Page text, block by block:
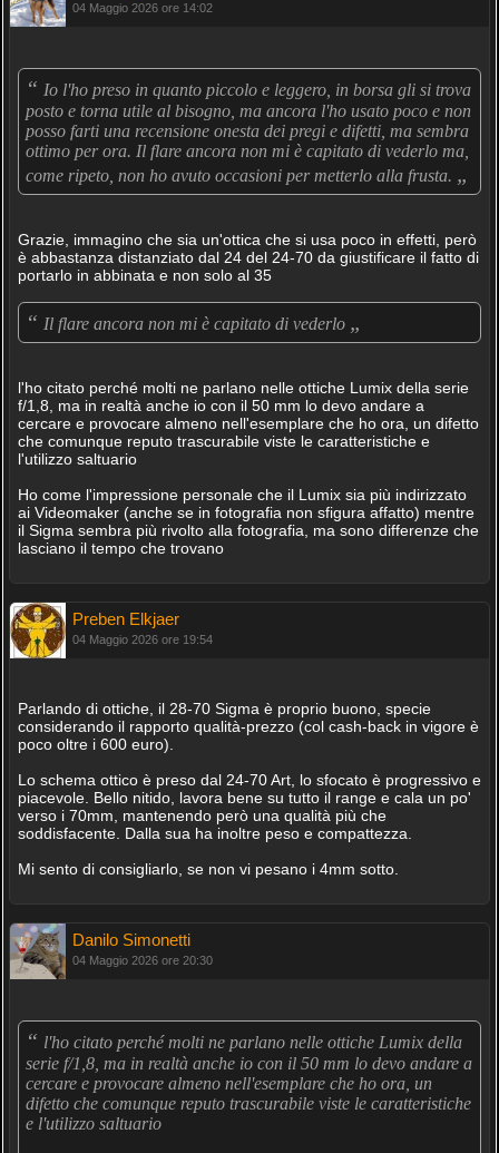
04 Maggio 2026 ore 14:02
“ Io l'ho preso in quanto piccolo e leggero, in borsa gli si trova
posto e torna utile al bisogno, ma ancora l'ho usato poco e non
posso farti una recensione onesta dei pregi e difetti, ma sembra
ottimo per ora. Il flare ancora non mi è capitato di vederlo ma,
come ripeto, non ho avuto occasioni per metterlo alla frusta. „
Grazie, immagino che sia un'ottica che si usa poco in effetti, però
è abbastanza distanziato dal 24 del 24-70 da giustificare il fatto di
portarlo in abbinata e non solo al 35
“ Il flare ancora non mi è capitato di vederlo „
l'ho citato perché molti ne parlano nelle ottiche Lumix della serie
f/1,8, ma in realtà anche io con il 50 mm lo devo andare a
cercare e provocare almeno nell'esemplare che ho ora, un difetto
che comunque reputo trascurabile viste le caratteristiche e
l'utilizzo saltuario
Ho come l'impressione personale che il Lumix sia più indirizzato
ai Videomaker (anche se in fotografia non sfigura affatto) mentre
il Sigma sembra più rivolto alla fotografia, ma sono differenze che
lasciano il tempo che trovano
Preben Elkjaer
04 Maggio 2026 ore 19:54
Parlando di ottiche, il 28-70 Sigma è proprio buono, specie
considerando il rapporto qualità-prezzo (col cash-back in vigore è
poco oltre i 600 euro).
Lo schema ottico è preso dal 24-70 Art, lo sfocato è progressivo e
piacevole. Bello nitido, lavora bene su tutto il range e cala un po'
verso i 70mm, mantenendo però una qualità più che
soddisfacente. Dalla sua ha inoltre peso e compattezza.
Mi sento di consigliarlo, se non vi pesano i 4mm sotto.
Danilo Simonetti
04 Maggio 2026 ore 20:30
“ l'ho citato perché molti ne parlano nelle ottiche Lumix della
serie f/1,8, ma in realtà anche io con il 50 mm lo devo andare a
cercare e provocare almeno nell'esemplare che ho ora, un
difetto che comunque reputo trascurabile viste le caratteristiche
e l'utilizzo saltuario